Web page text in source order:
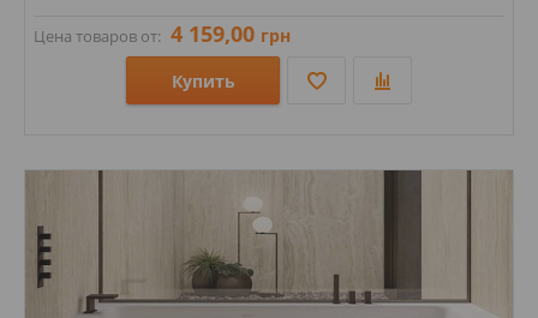
Цена товаров от: 4 159,00 грн
Купить
Стили: Под мрамор; Моноколор;